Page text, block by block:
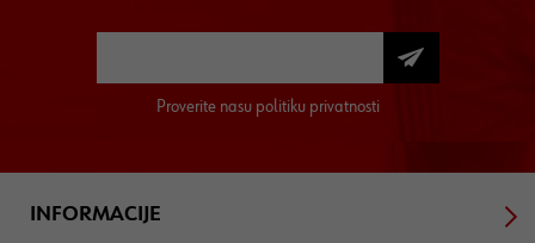
Proverite nasu politiku privatnosti
INFORMACIJE